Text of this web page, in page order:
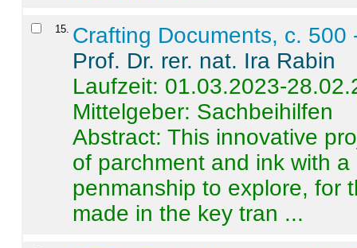
15 Crafting Documents, c. 500
Prof. Dr. rer. nat. Ira Rabin
Laufzeit: 01.03.2023-
Mittelgeber: Sachbeihilfen
Abstract:This innovative
of parchment and ink with
penmanship to explore, for
made in the key tran ...